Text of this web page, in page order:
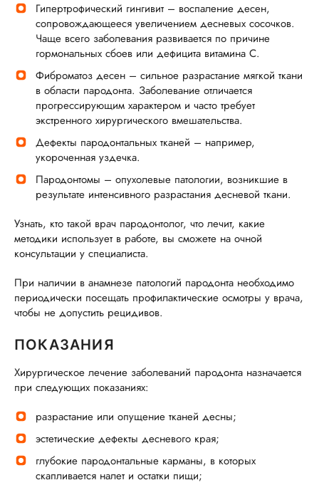
Гипертрофический гингивит – воспаление десен,
сопровождающееся увеличением десневых сосочков.
Чаще всего заболевания развивается по причине
гормональных сбоев или дефицита витамина С.
Фиброматоз десен – сильное разрастание мягкой ткани
в области пародонта. Заболевание отличается
прогрессирующим характером и часто требует
экстренного хирургического вмешательства.
Дефекты пародонтальных тканей – например,
укороченная уздечка.
Пародонтомы – опухолевые патологии, возникшие в
результате интенсивного разрастания десневой ткани.
Узнать, кто такой врач пародонтолог, что лечит, какие
методики использует в работе, вы сможете на очной
консультации у специалиста.
При наличии в анамнезе патологий пародонта необходимо
периодически посещать профилактические осмотры у врача,
чтобы не допустить рецидивов.
ПОКАЗАНИЯ
Хирургическое лечение заболеваний пародонта назначается
при следующих показаниях:
разрастание или опущение тканей десны;
эстетические дефекты десневого края;
глубокие пародонтальные карманы, в которых
скапливается налет и остатки пищи;